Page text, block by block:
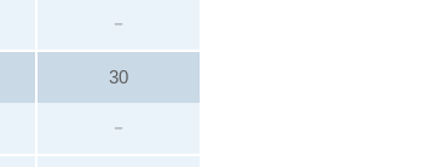
－
30
－